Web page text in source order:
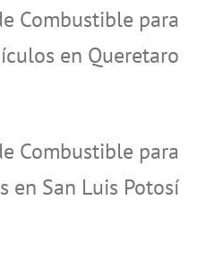
Combustible para
en Queretaro
Combustible para
en San Luis Potosí